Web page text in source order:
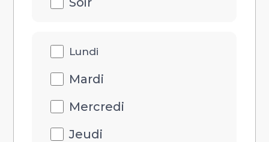
Lundi
Mardi
Mercredi
Jeudi